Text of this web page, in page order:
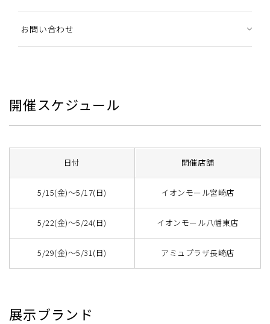
お問い合わせ
開催スケジュール
日付 開催店舗
5/15(金)〜5/17(日) イオンモール宮崎店
5/22(金)〜5/24(日) イオンモール八幡東店
5/29(金)〜5/31(日) アミュプラザ長崎店
展示ブランド